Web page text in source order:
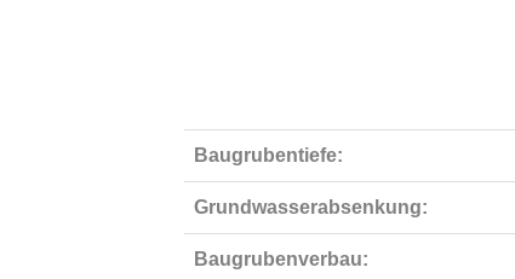
Baugrubentiefe:
Grundwasserabsenkung:
Baugrubenverbau: